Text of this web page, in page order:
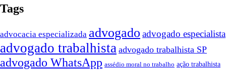
Tags
advocacia especializada advogado advogado especialista
advogado trabalhista advogado trabalhista SP
advogado WhatsApp assédio moral no trabalho ação trabalhista